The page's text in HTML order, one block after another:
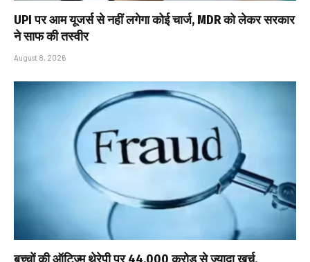
UPI पर आम यूजर्स से नहीं लगेगा कोई चार्ज, MDR को लेकर सरकार
ने साफ की तस्वीर
August 8, 2026
बच्चों की ऑटिज्म थेरेपी पर ₹44,000 करोड़ से ज्यादा खर्च,